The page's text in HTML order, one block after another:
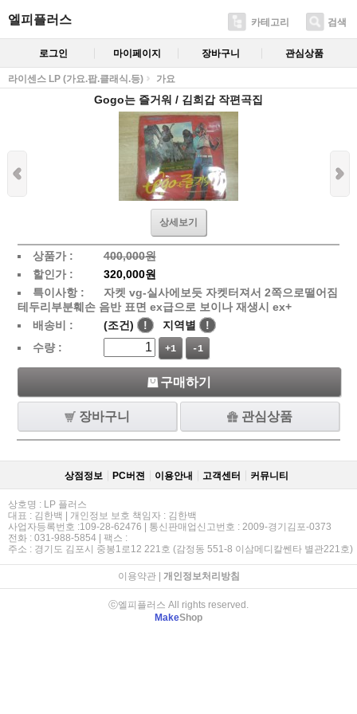
엘피플러스 카테고리 검색
로그인 마이페이지 장바구니 관심상품
라이센스 LP (가요.팝.클래식.등) 가요
Gogo는 즐거워 / 김희갑 작편곡집
상세보기
상품가 :
400,000원
할인가 :
320,000원
특이사항 :
자켓 vg-실사에보듯 자켓터져서 2쪽으로떨어짐
테두리부분훼손 음반 표면 ex급으로 보이나 재생시 ex+
배송비 :
(조건) ! 지역별
!
수량 :
+1 -1
구매하기
장바구니 관심상품
상점정보 PC버젼 이용안내 고객센터 커뮤니티
상호명 : LP 플러스
대표 : 김한백 | 개인정보 보호 책임자 : 김한백
사업자등록번호 :109-28-62476 | 통신판매업신고번호 : 2009-경기김포-0373
전화 : 031-988-5854 | 팩스 :
주소 : 경기도 김포시 중봉1로12 221호 (감정동 551-8 이삼메디칼쎈타 별관221호)
이용약관| 개인정보처리방침
ⓒ엘피플러스 All rights reserved.
MakeShop